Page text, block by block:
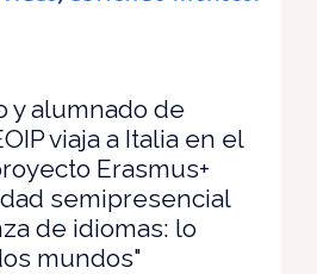
y alumnado de
viaja a Italia en el
Erasmus+
semipresencial
de idiomas: lo
mundos"